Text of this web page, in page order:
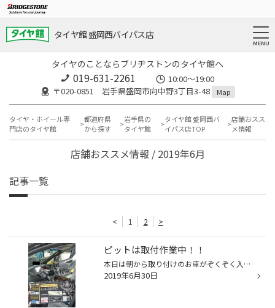
タイヤ館 盛岡西バイパス店
タイヤのことならブリヂストンのタイヤ館へ
019-631-2261
10:00～19:00
〒020-0851 岩手県盛岡市向中野3丁目3-48
Map
タイヤ・ホイール専
門店のタイヤ館
都道府県
から探す
岩手県の
タイヤ館
タイヤ館 盛岡西バ
イパス店TOP
店舗おスス
メ情報
店舗おススメ情報 / 2019年6月
記事一覧
< 1 2 >
ピットは取付作業中！！
本日は朝から取り付けのお車がぞくぞく入庫しています！！ ありがとうございます（＾＾）!! チーフ五日市が、【レーダー】取付作業！ こちらではスタッフ栃沢が、【ドライブレコーダー】取付作業！！ タイヤ交換も！！ 今日も元気に頑張ってます～ ご家族揃って遊びにいらしてくださいね（＾＾） タ...
2019年6月30日